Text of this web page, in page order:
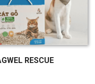
RESCUE